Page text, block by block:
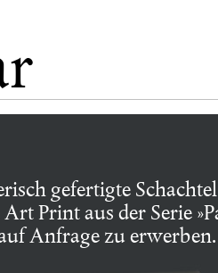
gefertigte
Print aus der Serie
Anfrage zu erwerben.